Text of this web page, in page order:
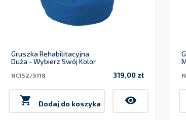
Gruszka Rehabilitacyjna
Duża - Wybierz Swój Kolor
NC152/5118 319,00 zł
 Dodaj do koszyka visibility